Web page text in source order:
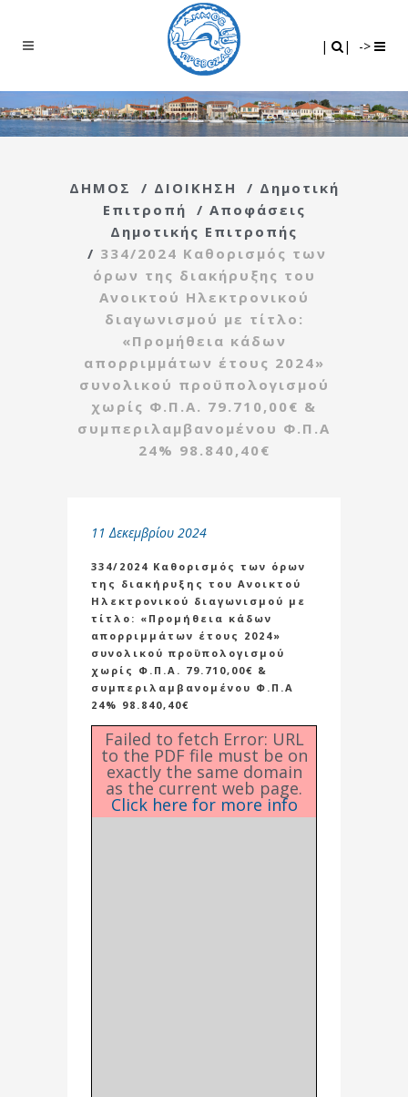
| | ->
ΔΗΜΟΣ / ΔΙΟΙΚΗΣΗ / Δημοτική
Επιτροπή
/ Αποφάσεις
Δημοτικής Επιτροπής
/ 334/2024 Καθορισμός των
όρων της διακήρυξης του
Ανοικτού Ηλεκτρονικού
διαγωνισμού με τίτλο:
«Προμήθεια κάδων
απορριμμάτων έτους 2024»
συνολικού προϋπολογισμού
χωρίς Φ.Π.Α. 79.710,00€ &
συμπεριλαμβανομένου Φ.Π.Α
24% 98.840,40€
11 Δεκεμβρίου 2024
334/2024 Καθορισμός των όρων
της διακήρυξης του Ανοικτού
Ηλεκτρονικού διαγωνισμού με
τίτλο: «Προμήθεια κάδων
απορριμμάτων έτους 2024»
συνολικού προϋπολογισμού
χωρίς Φ.Π.Α. 79.710,00€ &
συμπεριλαμβανομένου Φ.Π.Α
24% 98.840,40€
Failed to fetch Error: URL
to the PDF file must be on
exactly the same domain
as the current web page.
Click here for more info